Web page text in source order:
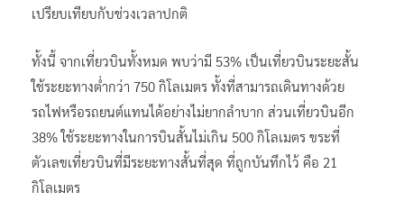
เปรียบเทียบกับช่วงเวลาปกติ
ทั้งนี้ จากเที่ยวบินทั้งหมด พบว่ามี 53% เป็นเที่ยวบินระยะสั้น
ใช้ระยะทางต่ำกว่า 750 กิโลเมตร ทั้งที่สามารถเดินทางด้วย
รถไฟหรือรถยนต์แทนได้อย่างไม่ยากลำบาก ส่วนเที่ยวบินอีก
38% ใช้ระยะทางในการบินสั้นไม่เกิน 500 กิโลเมตร ขระที่
ตัวเลขเที่ยวบินที่มีระยะทางสั้นที่สุด ที่ถูกบันทึกไว้ คือ 21
กิโลเมตร